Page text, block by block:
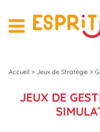
Accueil > Jeux de Stratégie >
JEUX DE